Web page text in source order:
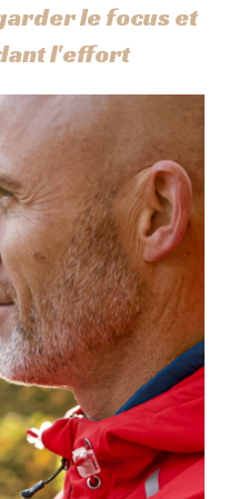
le focus et
l'effort